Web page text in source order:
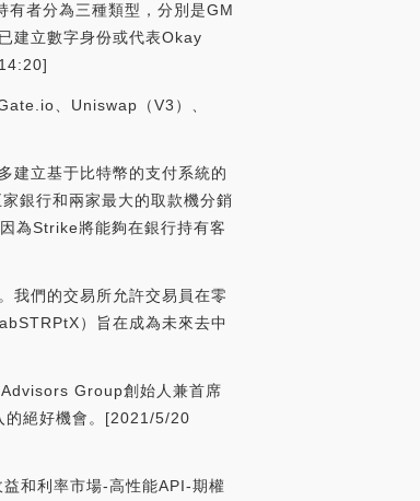
者分為三種類型，分別是GM
建立數字身份或代表Okay
、Uniswap（V3）、
建立基于比特幣的支付系統的
銀行和兩家最大的取款機分銷
為Strike將能夠在銀行持有客
我們的交易所允許交易員在零
）旨在成為未來去中
Group創始人兼首席
的絕好機會。[2021/5/20
和利率市場-高性能API-期權